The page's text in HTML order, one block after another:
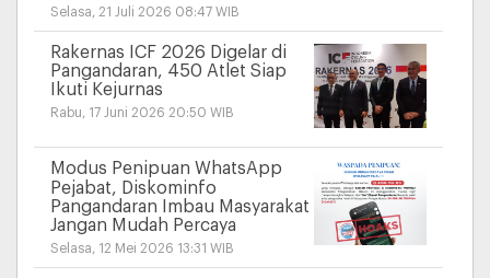
Selasa, 21 Juli 2026 08:47 WIB
Rakernas ICF 2026 Digelar di
Pangandaran, 450 Atlet Siap
Ikuti Kejurnas
Rabu, 17 Juni 2026 20:50 WIB
Modus Penipuan WhatsApp
Pejabat, Diskominfo
Pangandaran Imbau Masyarakat
Jangan Mudah Percaya
Selasa, 12 Mei 2026 13:31 WIB